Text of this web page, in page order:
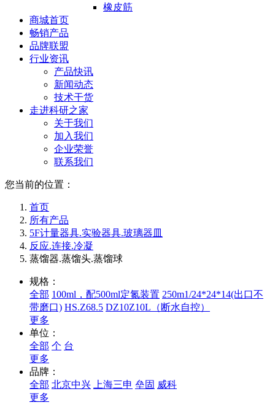
橡皮筋
商城首页
畅销产品
品牌联盟
行业资讯
产品快讯
新闻动态
技术干货
走进科研之家
关于我们
加入我们
企业荣誉
联系我们
您当前的位置：
首页
所有产品
5F计量器具.实验器具.玻璃器皿
反应.连接.冷凝
蒸馏器.蒸馏头.蒸馏球
规格：
全部 100ml，配500ml定氮装置 250m1/24*24*14(出口不
带磨口) HS.Z68.5 DZ10Z10L（断水自控）
更多
单位：
全部 个 台
更多
品牌：
全部 北京中兴 上海三申 垒固 威科
更多